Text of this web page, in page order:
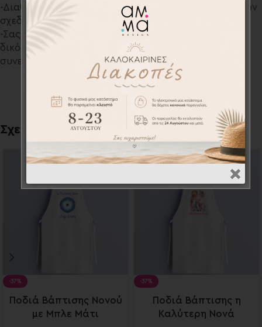
-Διαθέτουμε μια μεγάλη ποικιλία προσωποποιημένων
σχεδίων για την ξεχωριστή αυτή ημέρα.
-Σας παρέχουμε την δυνατότητα να τυπώσουμε το
δικό σας σχέδιο / θεματικό βάπτισης κατόπιν
συνεννόησης.
Σχετικά προϊόντα
-37%
Ποδιά Βάπτισης Νονού
με Μπλε Μάτι
-37%
Select
optionsΠοδιά Βάπτισης η
Καλύτερη Νονά